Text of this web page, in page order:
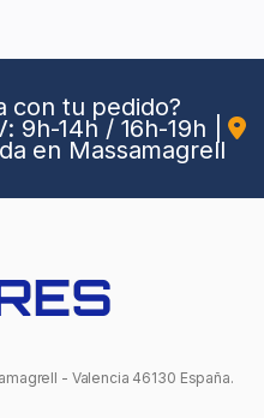
con tu pedido?
9h-14h / 16h-19h
en Massamagrell
- Valencia 46130 España.